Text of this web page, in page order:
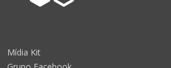
Mídia Kit